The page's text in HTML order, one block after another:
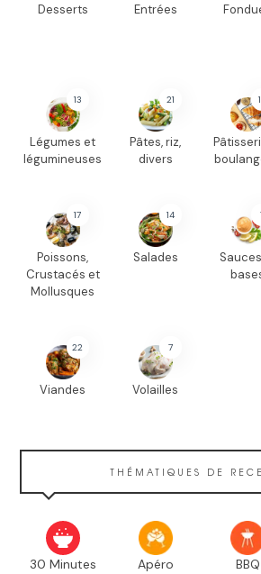
Desserts Entrées
13
Légumes et
légumineuses
21
Pâtes, riz,
divers
17
Poissons,
Crustacés et
Mollusques
14
Salades
22
Viandes
7
Volailles
THÉMATIQUES DE
30 Minutes
Apéro BBQ